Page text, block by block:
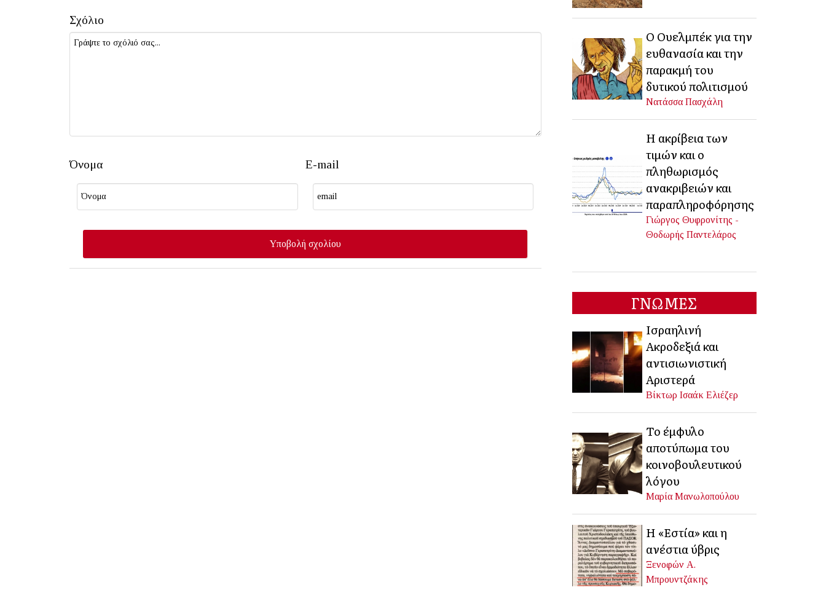
Σχόλιο
Όνομα E-mail
Ο Ουελμπέκ για την
ευθανασία και την
παρακμή του
δυτικού πολιτισμού
Νατάσσα Πασχάλη
Η ακρίβεια των
τιμών και ο
πληθωρισμός
ανακριβειών και
παραπληροφόρησης
Γιώργος Θυφρονίτης -
Θοδωρής Παντελάρος
ΓΝΩΜΕΣ
Ισραηλινή
Ακροδεξιά και
αντισιωνιστική
Αριστερά
Βίκτωρ Ισαάκ Ελιέζερ
Το έμφυλο
αποτύπωμα του
κοινοβουλευτικού
λόγου
Μαρία Μανωλοπούλου
Η «Εστία» και η
ανέστια ύβρις
Ξενοφών Α.
Μπρουντζάκης